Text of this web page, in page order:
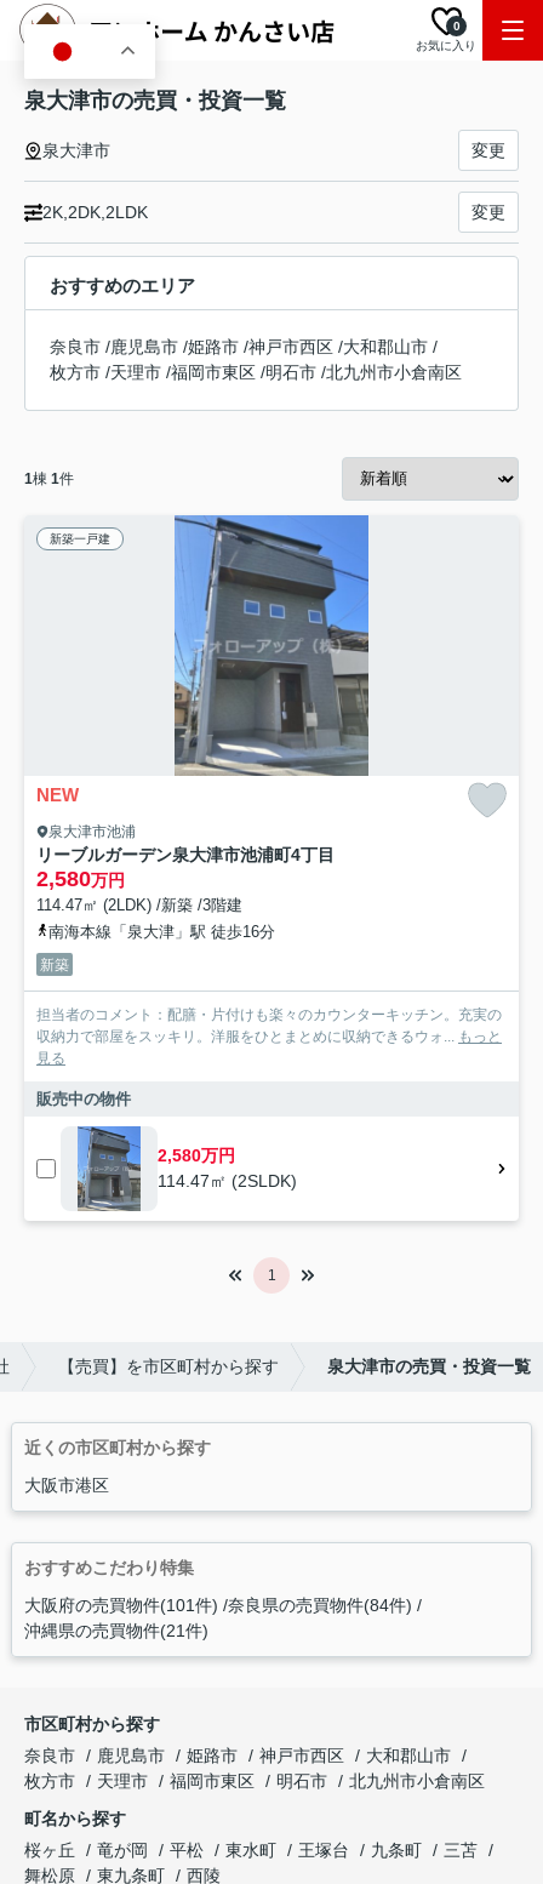
お気に入り
0
泉大津市の売買・投資一覧
泉大津市 変更
2K,2DK,2LDK 変更
おすすめのエリア
奈良市 /鹿児島市 /姫路市 /神戸市西区 /大和郡山市 /
枚方市 /天理市 /福岡市東区 /明石市 /北九州市小倉南区
1棟 1件
新築一戸建
NEW
泉大津市池浦
リーブルガーデン泉大津市池浦町4丁目
2,580万円
114.47㎡ (2LDK) /新築 /3階建
南海本線「泉大津」駅 徒歩16分
新築
担当者のコメント：配膳・片付けも楽々のカウンターキッチン。充実の
収納力で部屋をスッキリ。洋服をひとまとめに収納できるウォ... もっと
見る
販売中の物件
2,580万円
114.47㎡ (2SLDK)
1
【売買】を市区町村から探す 泉大津市の売買・投資一覧
近くの市区町村から探す
大阪市港区
おすすめこだわり特集
大阪府の売買物件(101件) 奈良県の売買物件(84件)
沖縄県の売買物件(21件)
市区町村から探す
奈良市
鹿児島市 姫路市 神戸市西区
大和郡山市
枚方市
天理市 福岡市東区 明石市
北九州市小倉南区
町名から探す
桜ヶ丘
竜が岡 平松 東水町 王塚台 九条町
三苫
舞松原
東九条町
西陵